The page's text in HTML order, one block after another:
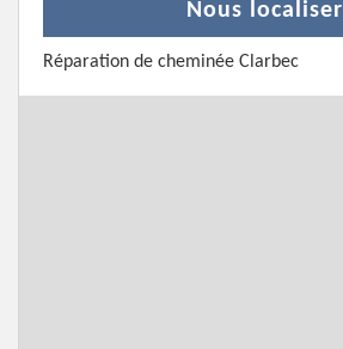
Nous localiser
Réparation de cheminée Clarbec